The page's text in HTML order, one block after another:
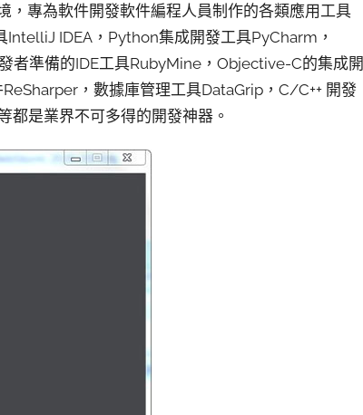
，專為軟件開發軟件編程人員制作的各類應用工具
IDEA，Python集成開發工具PyCharm，
者準備的IDE工具RubyMine，Objective-C的集成開
，數據庫管理工具DataGrip，C/C++ 開發
都是業界不可多得的開發神器。